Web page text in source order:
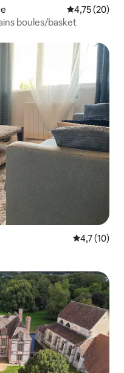
Évaluation
4,75 (20)
boules/basket
Évaluation
4,7 (10)
appréciés